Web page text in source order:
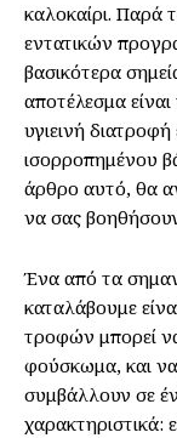
καλοκαίρι. Παρά
εντατικών
βασικότερα
αποτέλεσμα
υγιεινή διατροφή
ισορροπημένου
άρθρο αυτό, θα
να σας
Ένα από τα
καταλάβουμε
τροφών μπορεί
φούσκωμα, και
συμβάλλουν σε
χαρακτηριστικά: